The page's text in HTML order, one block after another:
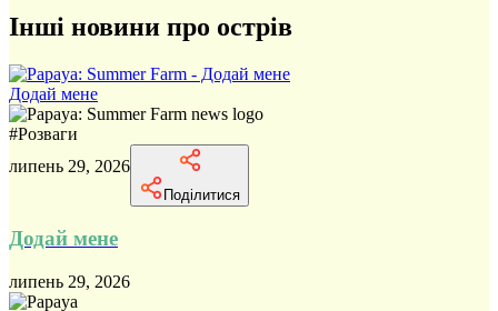
Інші новини про острів
Додай мене
#Розваги
липень 29, 2026
Поділитися
Додай мене
липень 29, 2026